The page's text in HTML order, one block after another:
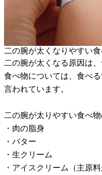
二の腕が太くなりやすい
二の腕が太くなる原因は
食べ物については、食べ
言われています。
二の腕が太りやすい食べ
・肉の脂身
・バター
・生クリーム
・アイスクリーム（主原